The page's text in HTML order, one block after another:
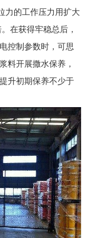
力的工作压力用扩大
在获得牢稳总后，
控制参数时，可思
料开展撒水保养，
升初期保养不少于